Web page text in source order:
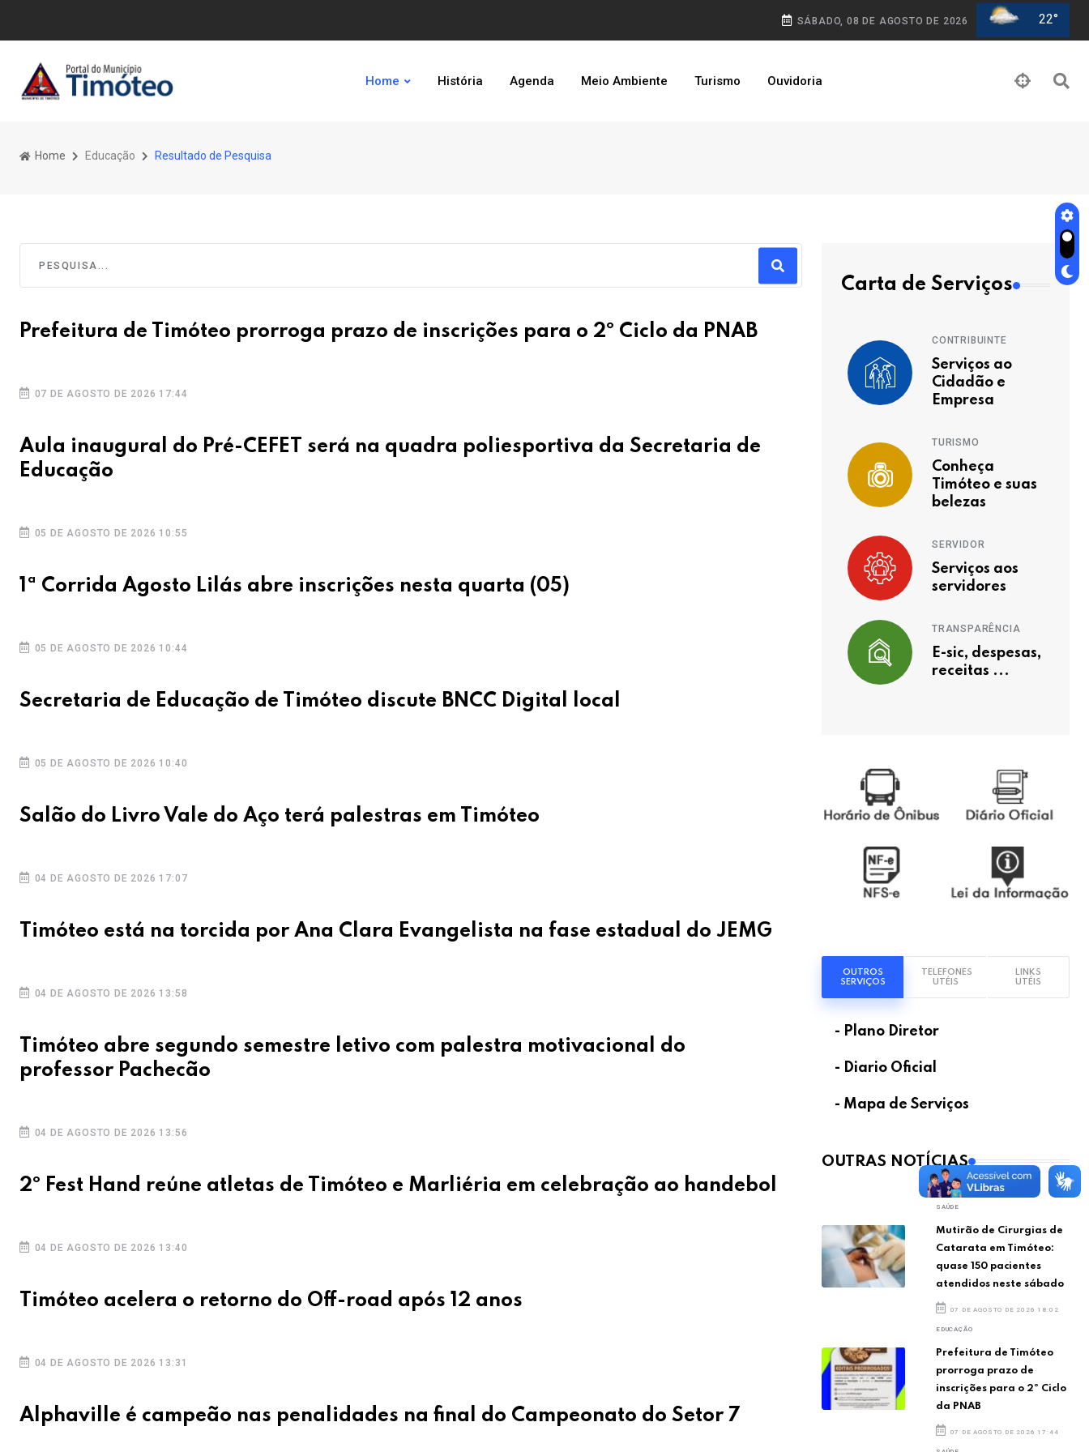
SÁBADO, 08 DE AGOSTO DE 2026 22°
Home História Agenda Meio Ambiente Turismo Ouvidoria
Home Educação Resultado de Pesquisa
Prefeitura de Timóteo prorroga prazo de inscrições para o 2º Ciclo da PNAB
07 DE AGOSTO DE 2026 17:44
Aula inaugural do Pré-CEFET será na quadra poliesportiva da Secretaria de
Educação
05 DE AGOSTO DE 2026 10:55
1ª Corrida Agosto Lilás abre inscrições nesta quarta (05)
05 DE AGOSTO DE 2026 10:44
Secretaria de Educação de Timóteo discute BNCC Digital local
05 DE AGOSTO DE 2026 10:40
Salão do Livro Vale do Aço terá palestras em Timóteo
04 DE AGOSTO DE 2026 17:07
Timóteo está na torcida por Ana Clara Evangelista na fase estadual do JEMG
04 DE AGOSTO DE 2026 13:58
Timóteo abre segundo semestre letivo com palestra motivacional do
professor Pachecão
04 DE AGOSTO DE 2026 13:56
2º Fest Hand reúne atletas de Timóteo e Marliéria em celebração ao handebol
04 DE AGOSTO DE 2026 13:40
Timóteo acelera o retorno do Off-road após 12 anos
04 DE AGOSTO DE 2026 13:31
Alphaville é campeão nas penalidades na final do Campeonato do Setor 7
Carta de Serviços
CONTRIBUINTE
Serviços ao
Cidadão e
Empresa
TURISMO
Conheça
Timóteo e suas
belezas
SERVIDOR
Serviços aos
servidores
TRANSPARÊNCIA
E-sic, despesas,
receitas ...
OUTROS
SERVIÇOS
TELEFONES
UTÉIS
LINKS
UTÉIS
- Plano Diretor
- Diario Oficial
- Mapa de Serviços
OUTRAS NOTÍCIAS
SAÚDE
Mutirão de Cirurgias de
Catarata em Timóteo:
quase 150 pacientes
atendidos neste sábado
07 DE AGOSTO DE 2026 18:02
EDUCAÇÃO
Prefeitura de Timóteo
prorroga prazo de
inscrições para o 2º Ciclo
da PNAB
07 DE AGOSTO DE 2026 17:44